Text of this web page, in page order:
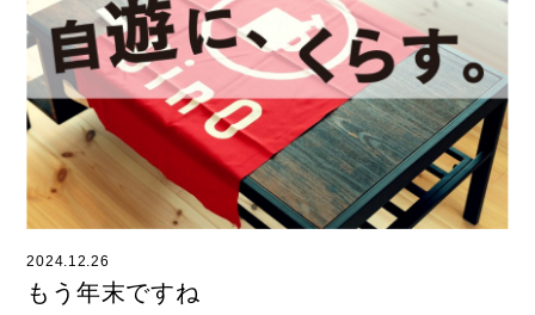
ライフスタイル
クオリティ
お知らせ
ブログ
会社概要
2024.12.26
もう年末ですね